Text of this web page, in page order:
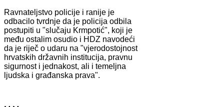
Ravnateljstvo policije i ranije je
odbacilo tvrdnje da je policija odbila
postupiti u "slučaju Krmpotić", koji je
među ostalim osudio i HDZ navodeći
da je riječ o udaru na "vjerodostojnost
hrvatskih državnih institucija, pravnu
sigurnost i jednakost, ali i temeljna
ljudska i građanska prava".